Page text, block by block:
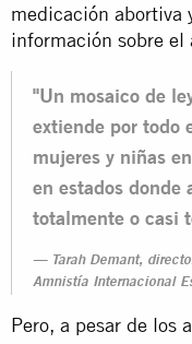
medicación abortiva
información sobre el
"Un mosaico de
extiende por todo
mujeres y niñas
en estados donde
totalmente o casi
Tarah Demant,
Amnistía Internacional
Pero, a pesar de los